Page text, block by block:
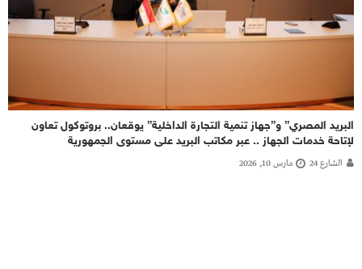
البريد المصري” و”جهاز تنمية التجارة الداخلية” يوقعان.. بروتوكول تعاون
لإتاحة خدمات الجهاز .. عبر مكاتب البريد على مستوى الجمهورية
الشارع 24 مارس 10, 2026